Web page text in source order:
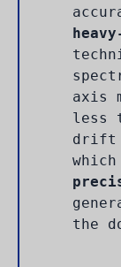
axis
less
drift
the